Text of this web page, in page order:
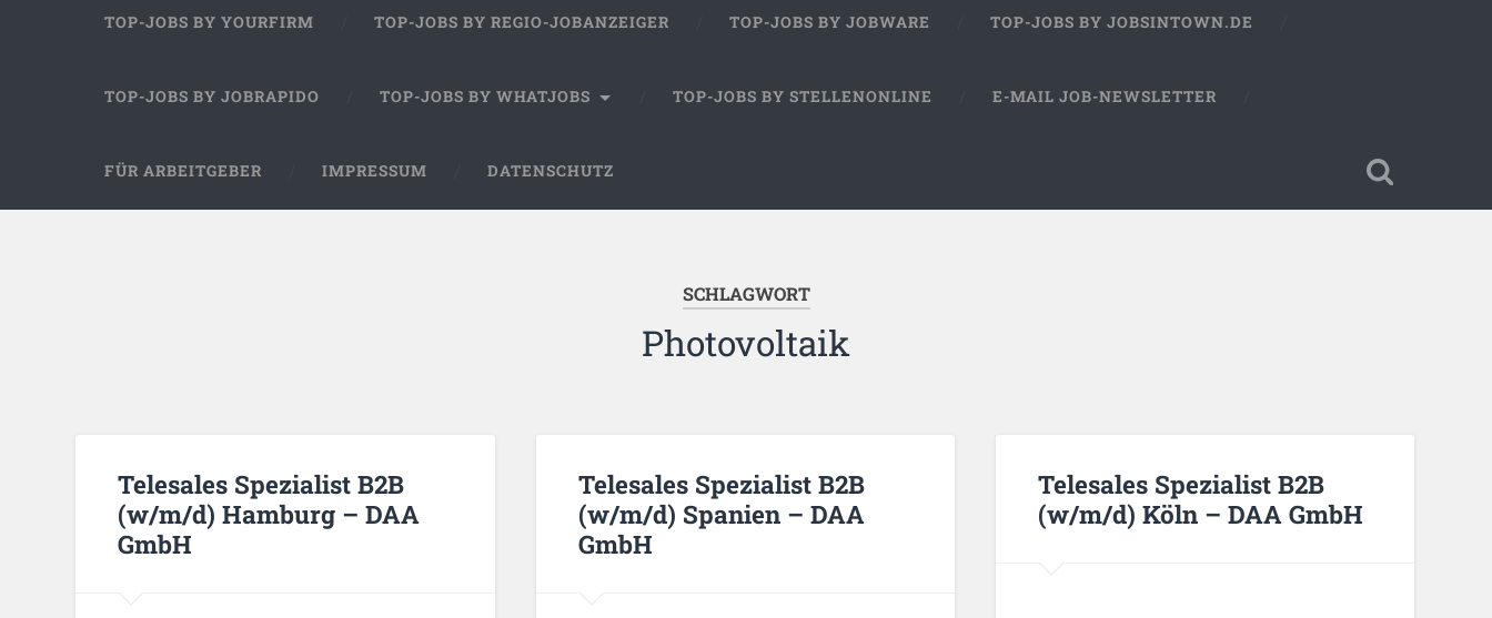
TOP-JOBS BY YOURFIRM TOP-JOBS BY REGIO-JOBANZEIGER TOP-JOBS BY JOBWARE TOP-JOBS BY JOBSINTOWN.DE
TOP-JOBS BY JOBRAPIDO TOP-JOBS BY WHATJOBS TOP-JOBS BY STELLENONLINE E-MAIL JOB-NEWSLETTER
FÜR ARBEITGEBER IMPRESSUM DATENSCHUTZ
SCHLAGWORT
Photovoltaik
Telesales Spezialist B2B
(w/m/d) Hamburg – DAA
GmbH
Telesales Spezialist B2B
(w/m/d) Spanien – DAA
GmbH
Telesales Spezialist B2B
(w/m/d) Köln – DAA GmbH